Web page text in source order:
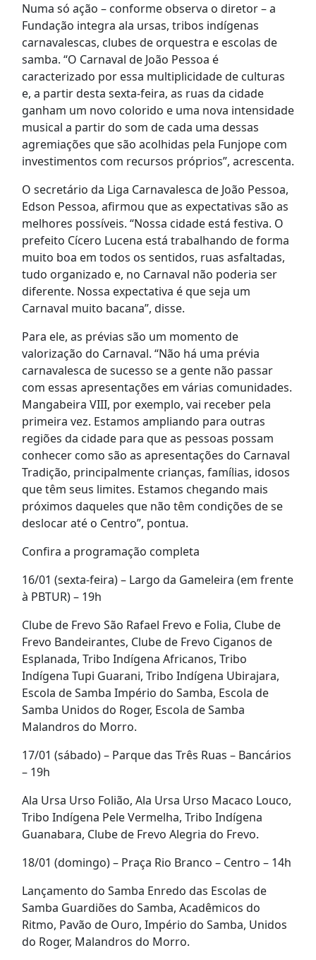
Numa só ação – conforme observa o diretor – a
Fundação integra ala ursas, tribos indígenas
carnavalescas, clubes de orquestra e escolas de
samba. “O Carnaval de João Pessoa é
caracterizado por essa multiplicidade de culturas
e, a partir desta sexta-feira, as ruas da cidade
ganham um novo colorido e uma nova intensidade
musical a partir do som de cada uma dessas
agremiações que são acolhidas pela Funjope com
investimentos com recursos próprios”, acrescenta.
O secretário da Liga Carnavalesca de João Pessoa,
Edson Pessoa, afirmou que as expectativas são as
melhores possíveis. “Nossa cidade está festiva. O
prefeito Cícero Lucena está trabalhando de forma
muito boa em todos os sentidos, ruas asfaltadas,
tudo organizado e, no Carnaval não poderia ser
diferente. Nossa expectativa é que seja um
Carnaval muito bacana”, disse.
Para ele, as prévias são um momento de
valorização do Carnaval. “Não há uma prévia
carnavalesca de sucesso se a gente não passar
com essas apresentações em várias comunidades.
Mangabeira VIII, por exemplo, vai receber pela
primeira vez. Estamos ampliando para outras
regiões da cidade para que as pessoas possam
conhecer como são as apresentações do Carnaval
Tradição, principalmente crianças, famílias, idosos
que têm seus limites. Estamos chegando mais
próximos daqueles que não têm condições de se
deslocar até o Centro”, pontua.
Confira a programação completa
16/01 (sexta-feira) – Largo da Gameleira (em frente
à PBTUR) – 19h
Clube de Frevo São Rafael Frevo e Folia, Clube de
Frevo Bandeirantes, Clube de Frevo Ciganos de
Esplanada, Tribo Indígena Africanos, Tribo
Indígena Tupi Guarani, Tribo Indígena Ubirajara,
Escola de Samba Império do Samba, Escola de
Samba Unidos do Roger, Escola de Samba
Malandros do Morro.
17/01 (sábado) – Parque das Três Ruas – Bancários
– 19h
Ala Ursa Urso Folião, Ala Ursa Urso Macaco Louco,
Tribo Indígena Pele Vermelha, Tribo Indígena
Guanabara, Clube de Frevo Alegria do Frevo.
18/01 (domingo) – Praça Rio Branco – Centro – 14h
Lançamento do Samba Enredo das Escolas de
Samba Guardiões do Samba, Acadêmicos do
Ritmo, Pavão de Ouro, Império do Samba, Unidos
do Roger, Malandros do Morro.